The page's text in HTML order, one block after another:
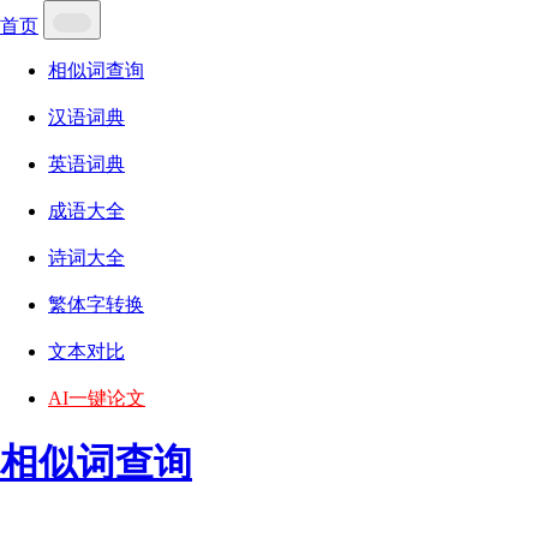
首页
相似词查询
汉语词典
英语词典
成语大全
诗词大全
繁体字转换
文本对比
AI一键论文
相似词查询